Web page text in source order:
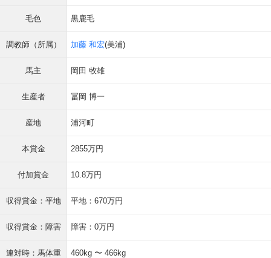
毛色 黒鹿毛
調教師（所属） 加藤 和宏(美浦)
馬主 岡田 牧雄
生産者 冨岡 博一
産地 浦河町
本賞金 2855万円
付加賞金 10.8万円
収得賞金：平地 平地：670万円
収得賞金：障害 障害：0万円
連対時：馬体重 460kg 〜 466kg